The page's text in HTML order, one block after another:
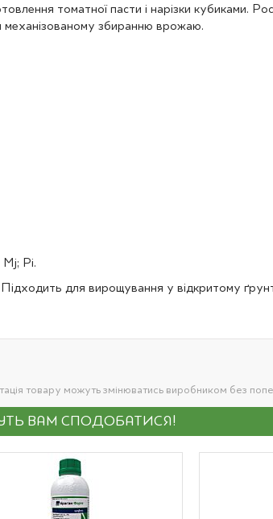
томатної пасти і нарізки кубиками.
збиранню врожаю.
Mj; Pi.
для вирощування у відкритому
товару можуть змінюватись виробником без
ВАМ СПОДОБАТИСЯ!